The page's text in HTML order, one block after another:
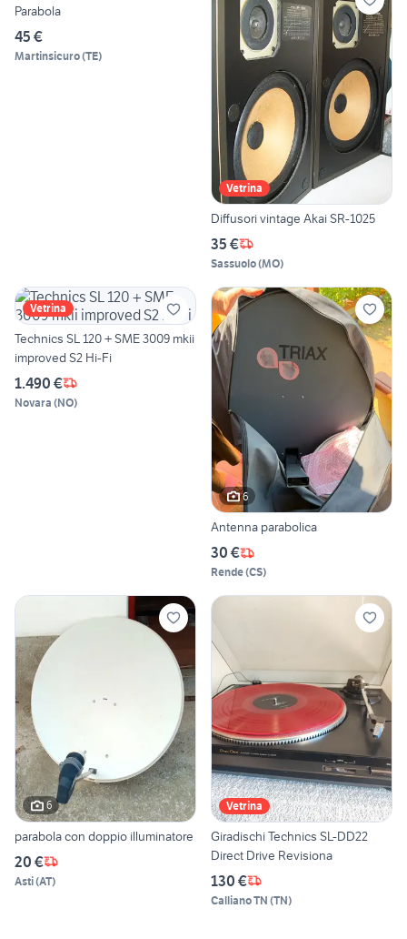
Parabola
45 €
Martinsicuro(TE)
Vetrina
Diffusori vintage Akai SR-1025
35 €
Sassuolo(MO)
Vetrina
Technics SL 120 + SME 3009 mkii
improved S2 Hi-Fi
1.490 €
Novara (NO)
6
Antenna parabolica
30 €
Rende(CS)
6
parabola con doppio illuminatore
20 €
Asti(AT)
Vetrina
Giradischi Technics SL-DD22
Direct Drive Revisiona
130 €
Calliano TN (TN)